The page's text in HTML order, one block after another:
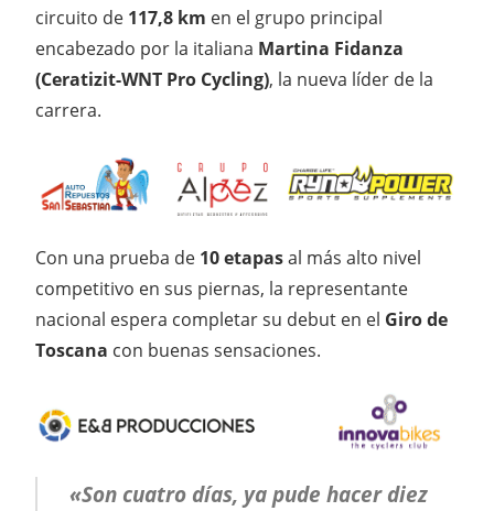
circuito de 117,8 km en el grupo principal
encabezado por la italiana Martina Fidanza
(Ceratizit-WNT Pro Cycling), la nueva líder de la
carrera.
Con una prueba de 10 etapasal más alto nivel
competitivo en sus piernas, la representante
nacional espera completar su debut en el Giro de
Toscana con buenas sensaciones.
«Son cuatro días, ya pude hacer diez